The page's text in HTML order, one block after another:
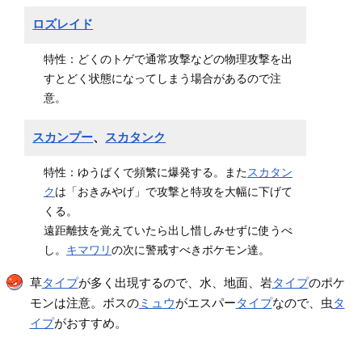
ロズレイド
特性：どくのトゲで通常攻撃などの物理攻撃を出
すとどく状態になってしまう場合があるので注
意。
スカンプー、 スカタンク
特性：ゆうばくで頻繁に爆発する。またスカタン
クは「おきみやげ」で攻撃と特攻を大幅に下げて
くる。
遠距離技を覚えていたら出し惜しみせずに使うべ
し。 キマワリの次に警戒すべきポケモン達。
草タイプが多く出現するので、水、地面、岩タイプのポケ
モンは注意。ボスのミュウがエスパータイプなので、虫 タ
イプがおすすめ。